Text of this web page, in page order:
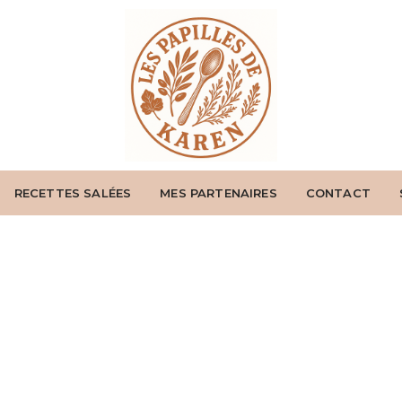
RECETTES SALÉES MES PARTENAIRES CONTACT